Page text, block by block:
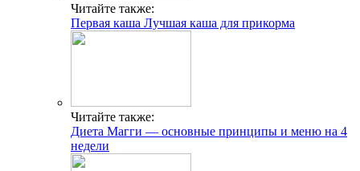
Читайте также:
Первая каша Лучшая каша для прикорма
Читайте также:
Диета Магги — основные принципы и меню на 4
недели